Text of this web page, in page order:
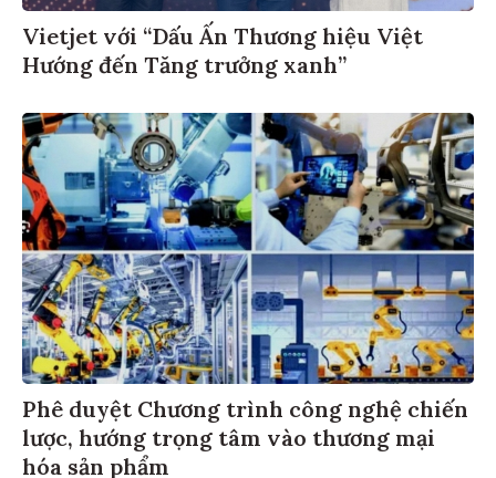
Vietjet với “Dấu Ấn Thương hiệu Việt
Hướng đến Tăng trưởng xanh”
Phê duyệt Chương trình công nghệ chiến
lược, hướng trọng tâm vào thương mại
hóa sản phẩm